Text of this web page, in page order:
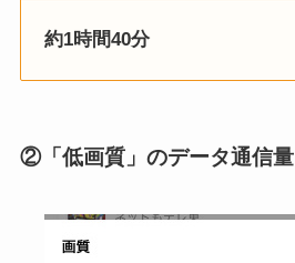
約1時間40分
②「低画質」のデータ通信量